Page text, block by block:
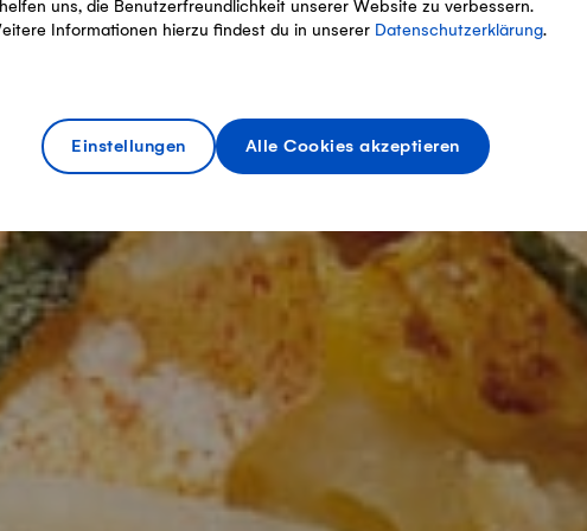
uns, die Benutzerfreundlichkeit unserer Website zu verbessern.
Informationen hierzu findest du in unserer Datenschutzerklärung.
Einstellungen Alle Cookies akzeptieren